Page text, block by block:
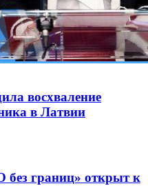
восхваление
в Латвии
без границ» открыт к